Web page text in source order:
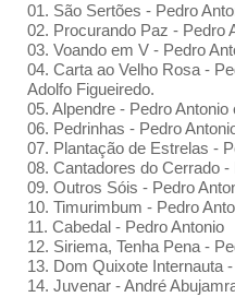
01. São Sertões - Pedro
02. Procurando Paz - Pedro
03. Voando em V - Pedro
04. Carta ao Velho Rosa -
Adolfo Figueiredo.
05. Alpendre - Pedro Antonio
06. Pedrinhas - Pedro
07. Plantação de Estrelas -
08. Cantadores do Cerrado -
09. Outros Sóis - Pedro
10. Timurimbum - Pedro
11. Cabedal - Pedro Antonio
12. Siriema, Tenha Pena -
13. Dom Quixote Internauta
14. Juvenar - André